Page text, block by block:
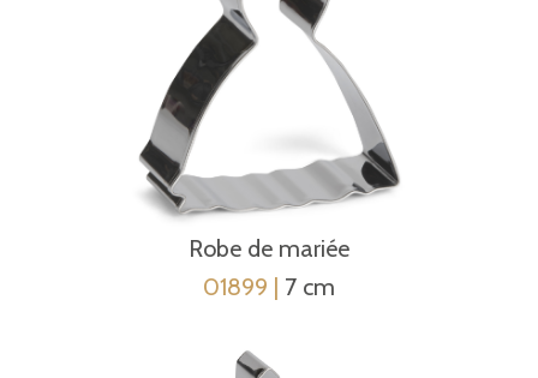
Robe de mariée
01899 | 7 cm